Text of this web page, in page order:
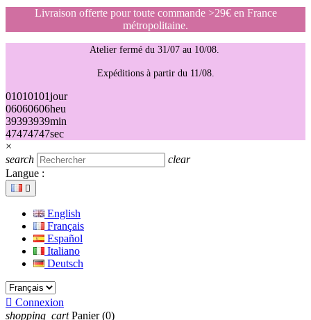
Livraison offerte pour toute commande >29€ en France
métropolitaine.
Atelier fermé du 31/07 au 10/08.
Expéditions à partir du 11/08.
01010101jour
06060606heu
39393939min
47474747sec
×
search
clear
Langue :

English
Français
Español
Italiano
Deutsch
 Connexion
shopping_cart Panier (0)